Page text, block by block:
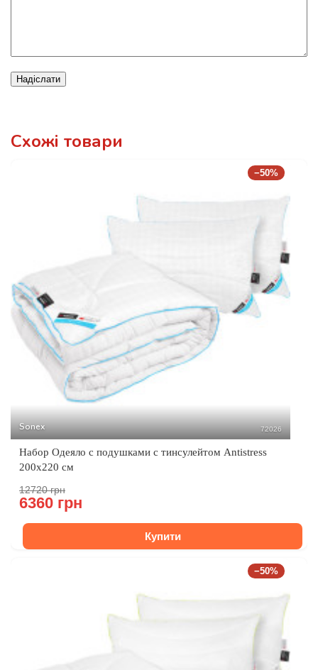
Надіслати
Схожі товари
−50%
Sonex 72026
Набор Одеяло с подушками с тинсулейтом Antistress
200x220 см
12720 грн
6360 грн
Купити
−50%